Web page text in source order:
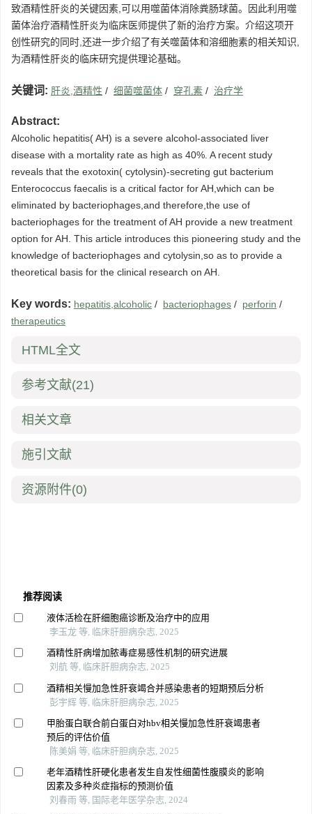
致酒精性肝炎的关键因素,可以用噬菌体消除粪肠球菌。因此利用噬
菌体治疗酒精性肝炎为临床医师提供了新的治疗方案。介绍这项开
创性研究的同时,还进一步介绍了有关噬菌体和溶细胞素的相关知识,
为酒精性肝炎的临床研究提供理论基础。
关键词: 肝炎,酒精性 / 细菌噬菌体 / 穿孔素 / 治疗学
Abstract:
Alcoholic hepatitis( AH) is a severe alcohol-associated liver
disease with a mortality rate as high as 40%. A recent study
reveals that the exotoxin( cytolysin)-secreting gut bacterium
Enterococcus faecalis is a critical factor for AH,which can be
eliminated by bacteriophages,and therefore,the use of
bacteriophages for the treatment of AH provide a new treatment
option for AH. This article introduces this pioneering study and the
knowledge of bacteriophages and cytolysin,so as to provide a
theoretical basis for the clinical research on AH.
Key words: hepatitis,alcoholic / bacteriophages / perforin /
therapeutics
HTML全文
参考文献(21)
相关文章
施引文献
资源附件(0)
推荐阅读
液体活检在肝细胞癌诊断及治疗中的应用
李玉龙 等, 临床肝胆病杂志, 2025
酒精性肝病增加脓毒症易感性机制的研究进展
刘航 等, 临床肝胆病杂志, 2025
酒精相关慢加急性肝衰竭合并感染患者的短期预后分析
彭宇辉 等, 临床肝胆病杂志, 2025
甲胎蛋白联合前白蛋白对hbv相关慢加急性肝衰竭患者
预后的评估价值
陈美娟 等, 临床肝胆病杂志, 2025
老年酒精性肝硬化患者发生自发性细菌性腹膜炎的影响
因素及多种炎症指标的预测价值
刘春雨 等, 国际老年医学杂志, 2024